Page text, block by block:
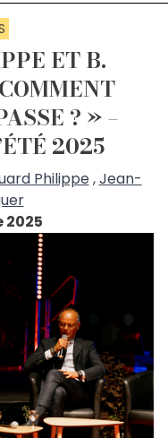
ET B.
? » –
2025
Philippe,Jean-
2025